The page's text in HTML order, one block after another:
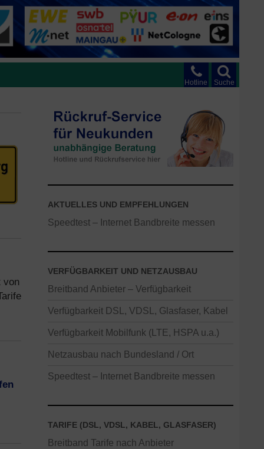
Suche
Hotline
von
AKTUELLES UND EMPFEHLUNGEN
Speedtest – Internet Bandbreite messen
VERFÜGBARKEIT UND NETZAUSBAU
Breitband Anbieter – Verfügbarkeit
Verfügbarkeit DSL, VDSL, Glasfaser, Kabel
Verfügbarkeit Mobilfunk (LTE, HSPA u.a.)
Netzausbau nach Bundesland / Ort
Speedtest – Internet Bandbreite messen
TARIFE (DSL, VDSL, KABEL, GLASFASER)
Breitband Tarife nach Anbieter